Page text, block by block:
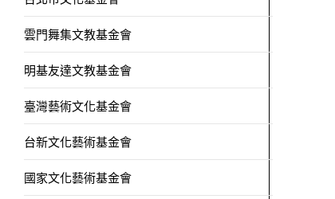
雲門舞集文教基金會
明基友達文教基金會
臺灣藝術文化基金會
台新文化藝術基金會
國家文化藝術基金會